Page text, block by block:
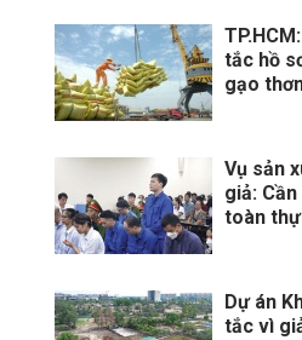
tắc hồ
gạo
Vụ sản
giả:
toàn
Dự án
tắc vì